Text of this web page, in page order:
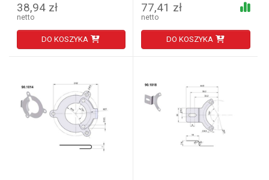
38,94 zł
netto
DO KOSZYKA
77,41 zł
netto
DO KOSZYKA